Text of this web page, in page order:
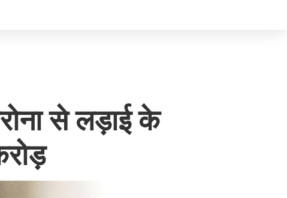
से लड़ाई के